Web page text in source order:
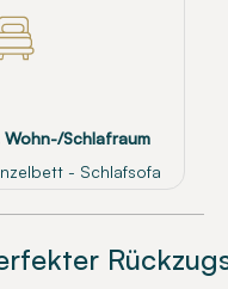
Wohn-/Schlafraum
- Schlafsofa